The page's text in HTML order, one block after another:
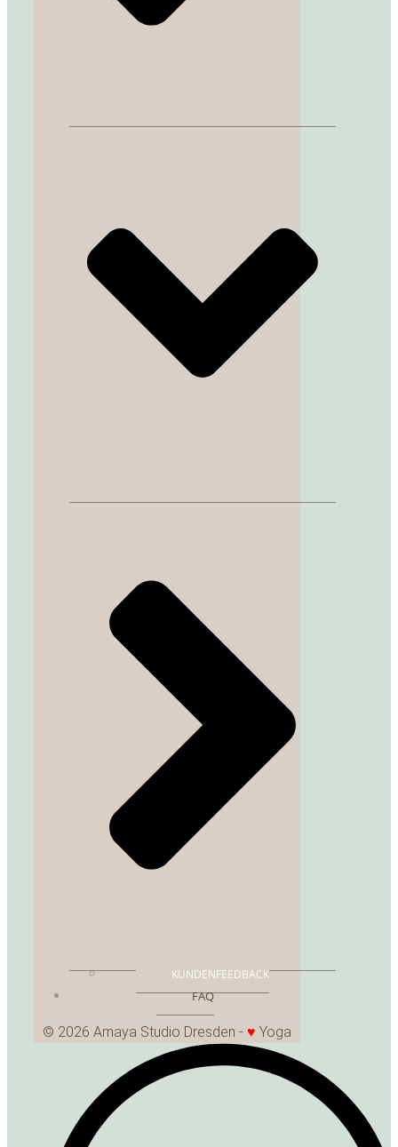
KUNDENFEEDBACK
FAQ
© 2026 Amaya Studio Dresden - ♥ Yoga